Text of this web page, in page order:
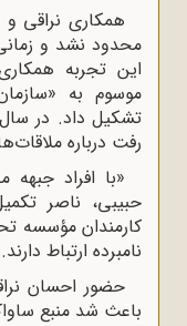
همکاری نراقی
محدود نشد و
این تجربه
موسوم به
رفت درباره
«با افراد
حبیبی، ناصر
کارمندان مؤسسه
نامبرده ارتباط
حضور احسان
باعث شد منبع